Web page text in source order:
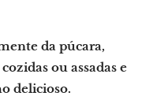
da púcara,
ou assadas e
delicioso.